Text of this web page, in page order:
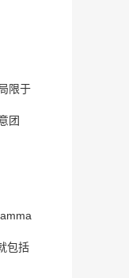
限于
团
包括